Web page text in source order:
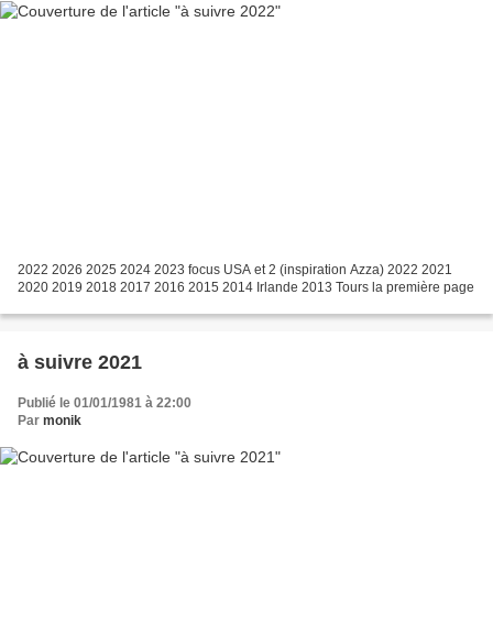
2022 2026 2025 2024 2023 focus USA et 2 (inspiration Azza) 2022 2021
2020 2019 2018 2017 2016 2015 2014 Irlande 2013 Tours la première page
à suivre 2021
Publié le 01/01/1981 à 22:00
Par monik